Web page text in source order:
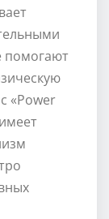
помогают
«Power